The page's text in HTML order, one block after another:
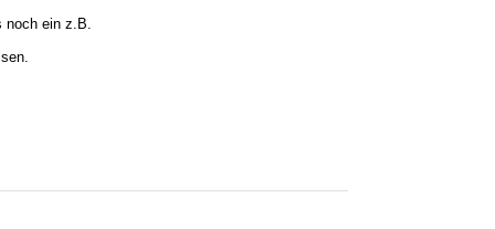
noch ein z.B.